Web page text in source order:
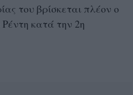
του βρίσκεται πλέον ο
κατά την 2η